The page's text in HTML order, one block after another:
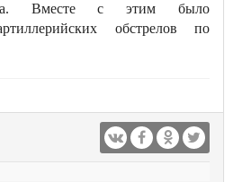
Вместе с этим было
обстрелов по